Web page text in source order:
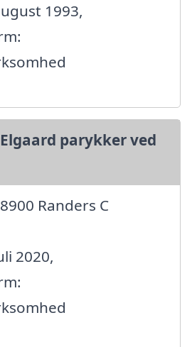
1993,
parykker ved
Randers C
2020,